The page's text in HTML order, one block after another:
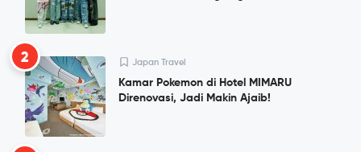
2 Japan Travel
Kamar Pokemon di Hotel MIMARU
Direnovasi, Jadi Makin Ajaib!